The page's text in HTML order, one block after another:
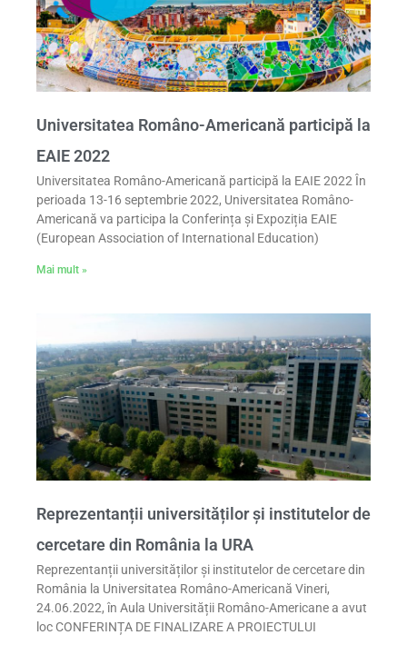
Universitatea Româno-Americană participă la
EAIE 2022
Universitatea Româno-Americană participă la EAIE 2022 În
perioada 13-16 septembrie 2022, Universitatea Româno-
Americană va participa la Conferința și Expoziția EAIE
(European Association of International Education)
Mai mult »
Reprezentanții universităților și institutelor de
cercetare din România la URA
Reprezentanții universităților și institutelor de cercetare din
România la Universitatea Româno-Americană Vineri,
24.06.2022, în Aula Universității Româno-Americane a avut
loc CONFERINȚA DE FINALIZARE A PROIECTULUI